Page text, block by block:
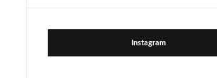
Instagram